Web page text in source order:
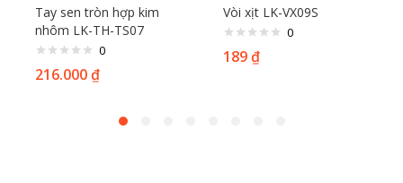
Tay sen tròn hợp kim
nhôm LK-TH-TS07
0
216.000₫
Vòi xịt LK-VX09S
0
189₫